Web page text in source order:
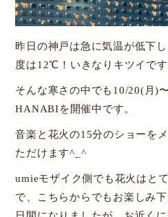
Cart
送料・お支払について
特定商取引関連表記
お問い合わせ
昨日の神戸は急に気温が低下
度は12℃！いきなりキツイで
そんな寒さの中でも10/20(月)
HANABIを開催中です。
音楽と花火の15分のショーを
ただけます^_^
umieモザイク側でも花火はと
で、こちらからでもお楽しみ